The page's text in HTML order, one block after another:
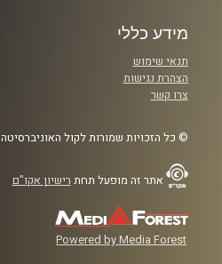
מידע כללי
תנאי שימוש
הצהרת נגישות
צרו קשר
© כל הזכויות שמורות לקול האוניברסיטה
אתר זה מופעל תחת רישיון אקו"ם
Powered by Media Forest